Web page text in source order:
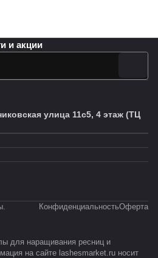
и акции
улица 11с5, 4 этаж (ТЦ
КонфиденциальностьОферта
для наращивания ресниц и
на сайте lashesmarket.ru носит